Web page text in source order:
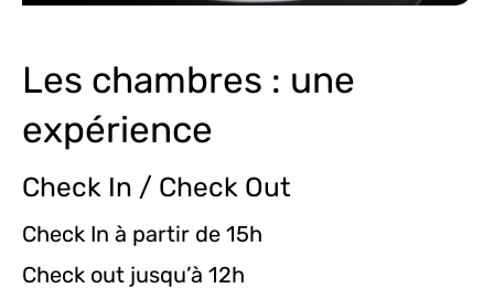
Les chambres : une
expérience
Check In / Check Out
Check In à partir de 15h
Check out jusqu’à 12h